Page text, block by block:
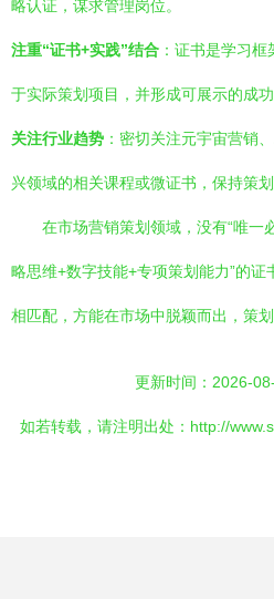
略认证，谋求管理岗位。
注重“证书+实践”结合 ：证书是学习
于实际策划项目，并形成可展示的成功
关注行业趋势 ：密切关注元宇宙营销
兴领域的相关课程或微证书，保持策划
在市场营销策划领域，没有“唯一
略思维+数字技能+专项策划能力”的证
相匹配，方能在市场中脱颖而出，策
更新时间：2026-
如若转载，请注明出处：http://